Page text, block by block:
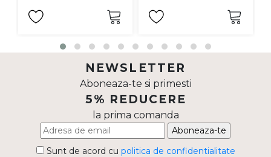
NEWSLETTER
Aboneaza-te si primesti
5% REDUCERE
la prima comanda
Aboneaza-te
Sunt de acord cu politica de confidentialitate